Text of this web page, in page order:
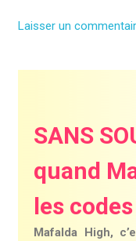
Laisser un
SANS
quand
les
Mafalda High,